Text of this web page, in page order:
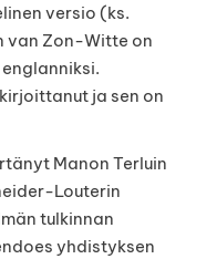
versio (ks.
van Zon-Witte on
ja sen on
Manon Terluin
Louterin
tulkinnan
yhdistyksen